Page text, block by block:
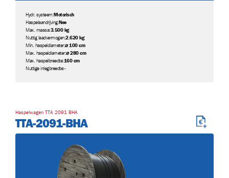
Hydr. systeem:Motorisch
Haspelaandrijving:Nee
Max. massa:3.500 kg
Nuttig laadvermogen:2.620 kg
Min. haspeldiameter:⌀ 100 cm
Max. haspeldiameter:⌀ 280 cm
Max. haspelbreedte:160 cm
Nuttige inlegbreedte:-
Haspelwagen TTA 2091 BHA
TTA-2091-BHA